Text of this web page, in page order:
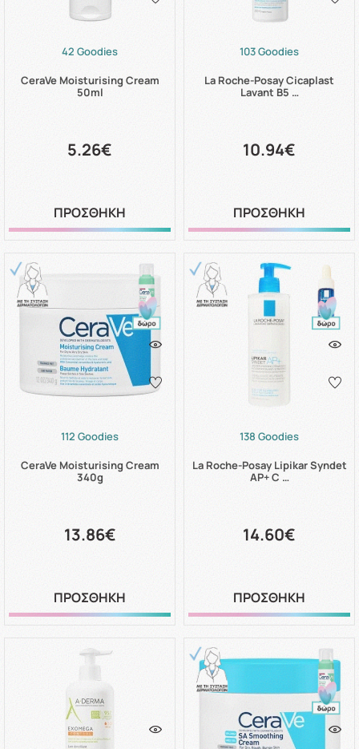
42 Goodies
CeraVe Moisturising Cream
50ml
5.26€
ΠΡΟΣΘΗΚΗ
103 Goodies
La Roche-Posay Cicaplast
Lavant B5 …
10.94€
ΠΡΟΣΘΗΚΗ
112 Goodies
CeraVe Moisturising Cream
340g
13.86€
ΠΡΟΣΘΗΚΗ
138 Goodies
La Roche-Posay Lipikar Syndet
AP+ C …
14.60€
ΠΡΟΣΘΗΚΗ